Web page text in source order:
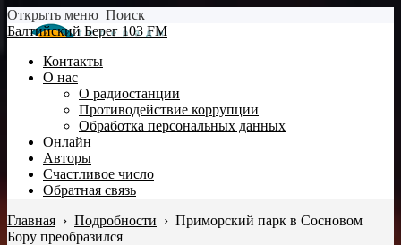
Открыть меню Поиск
Балтийский Берег 103 FM
Контакты
О нас
О радиостанции
Противодействие коррупции
Обработка персональных данных
Онлайн
Авторы
Счастливое число
Обратная связь
Главная › Подробности › Приморский парк в Сосновом
Бору преобразился